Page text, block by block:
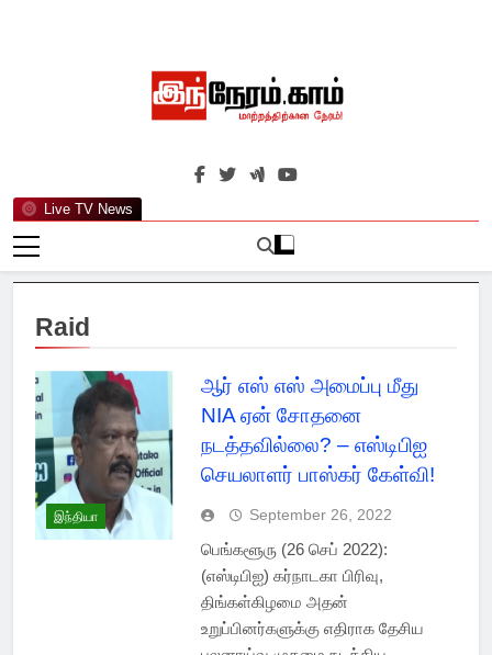
Live TV News
இந்நேரம்.காம்
செய்திகளுக்கு அப்பால்…
Raid
இந்தியா
ஆர் எஸ் எஸ் அமைப்பு மீது
NIA ஏன் சோதனை
நடத்தவில்லை? – எஸ்டிபிஐ
செயலாளர் பாஸ்கர் கேள்வி!
September 26, 2022
பெங்களூரு (26 செப் 2022):
(எஸ்டிபிஐ) கர்நாடகா பிரிவு,
திங்கள்கிழமை அதன்
உறுப்பினர்களுக்கு எதிராக தேசிய